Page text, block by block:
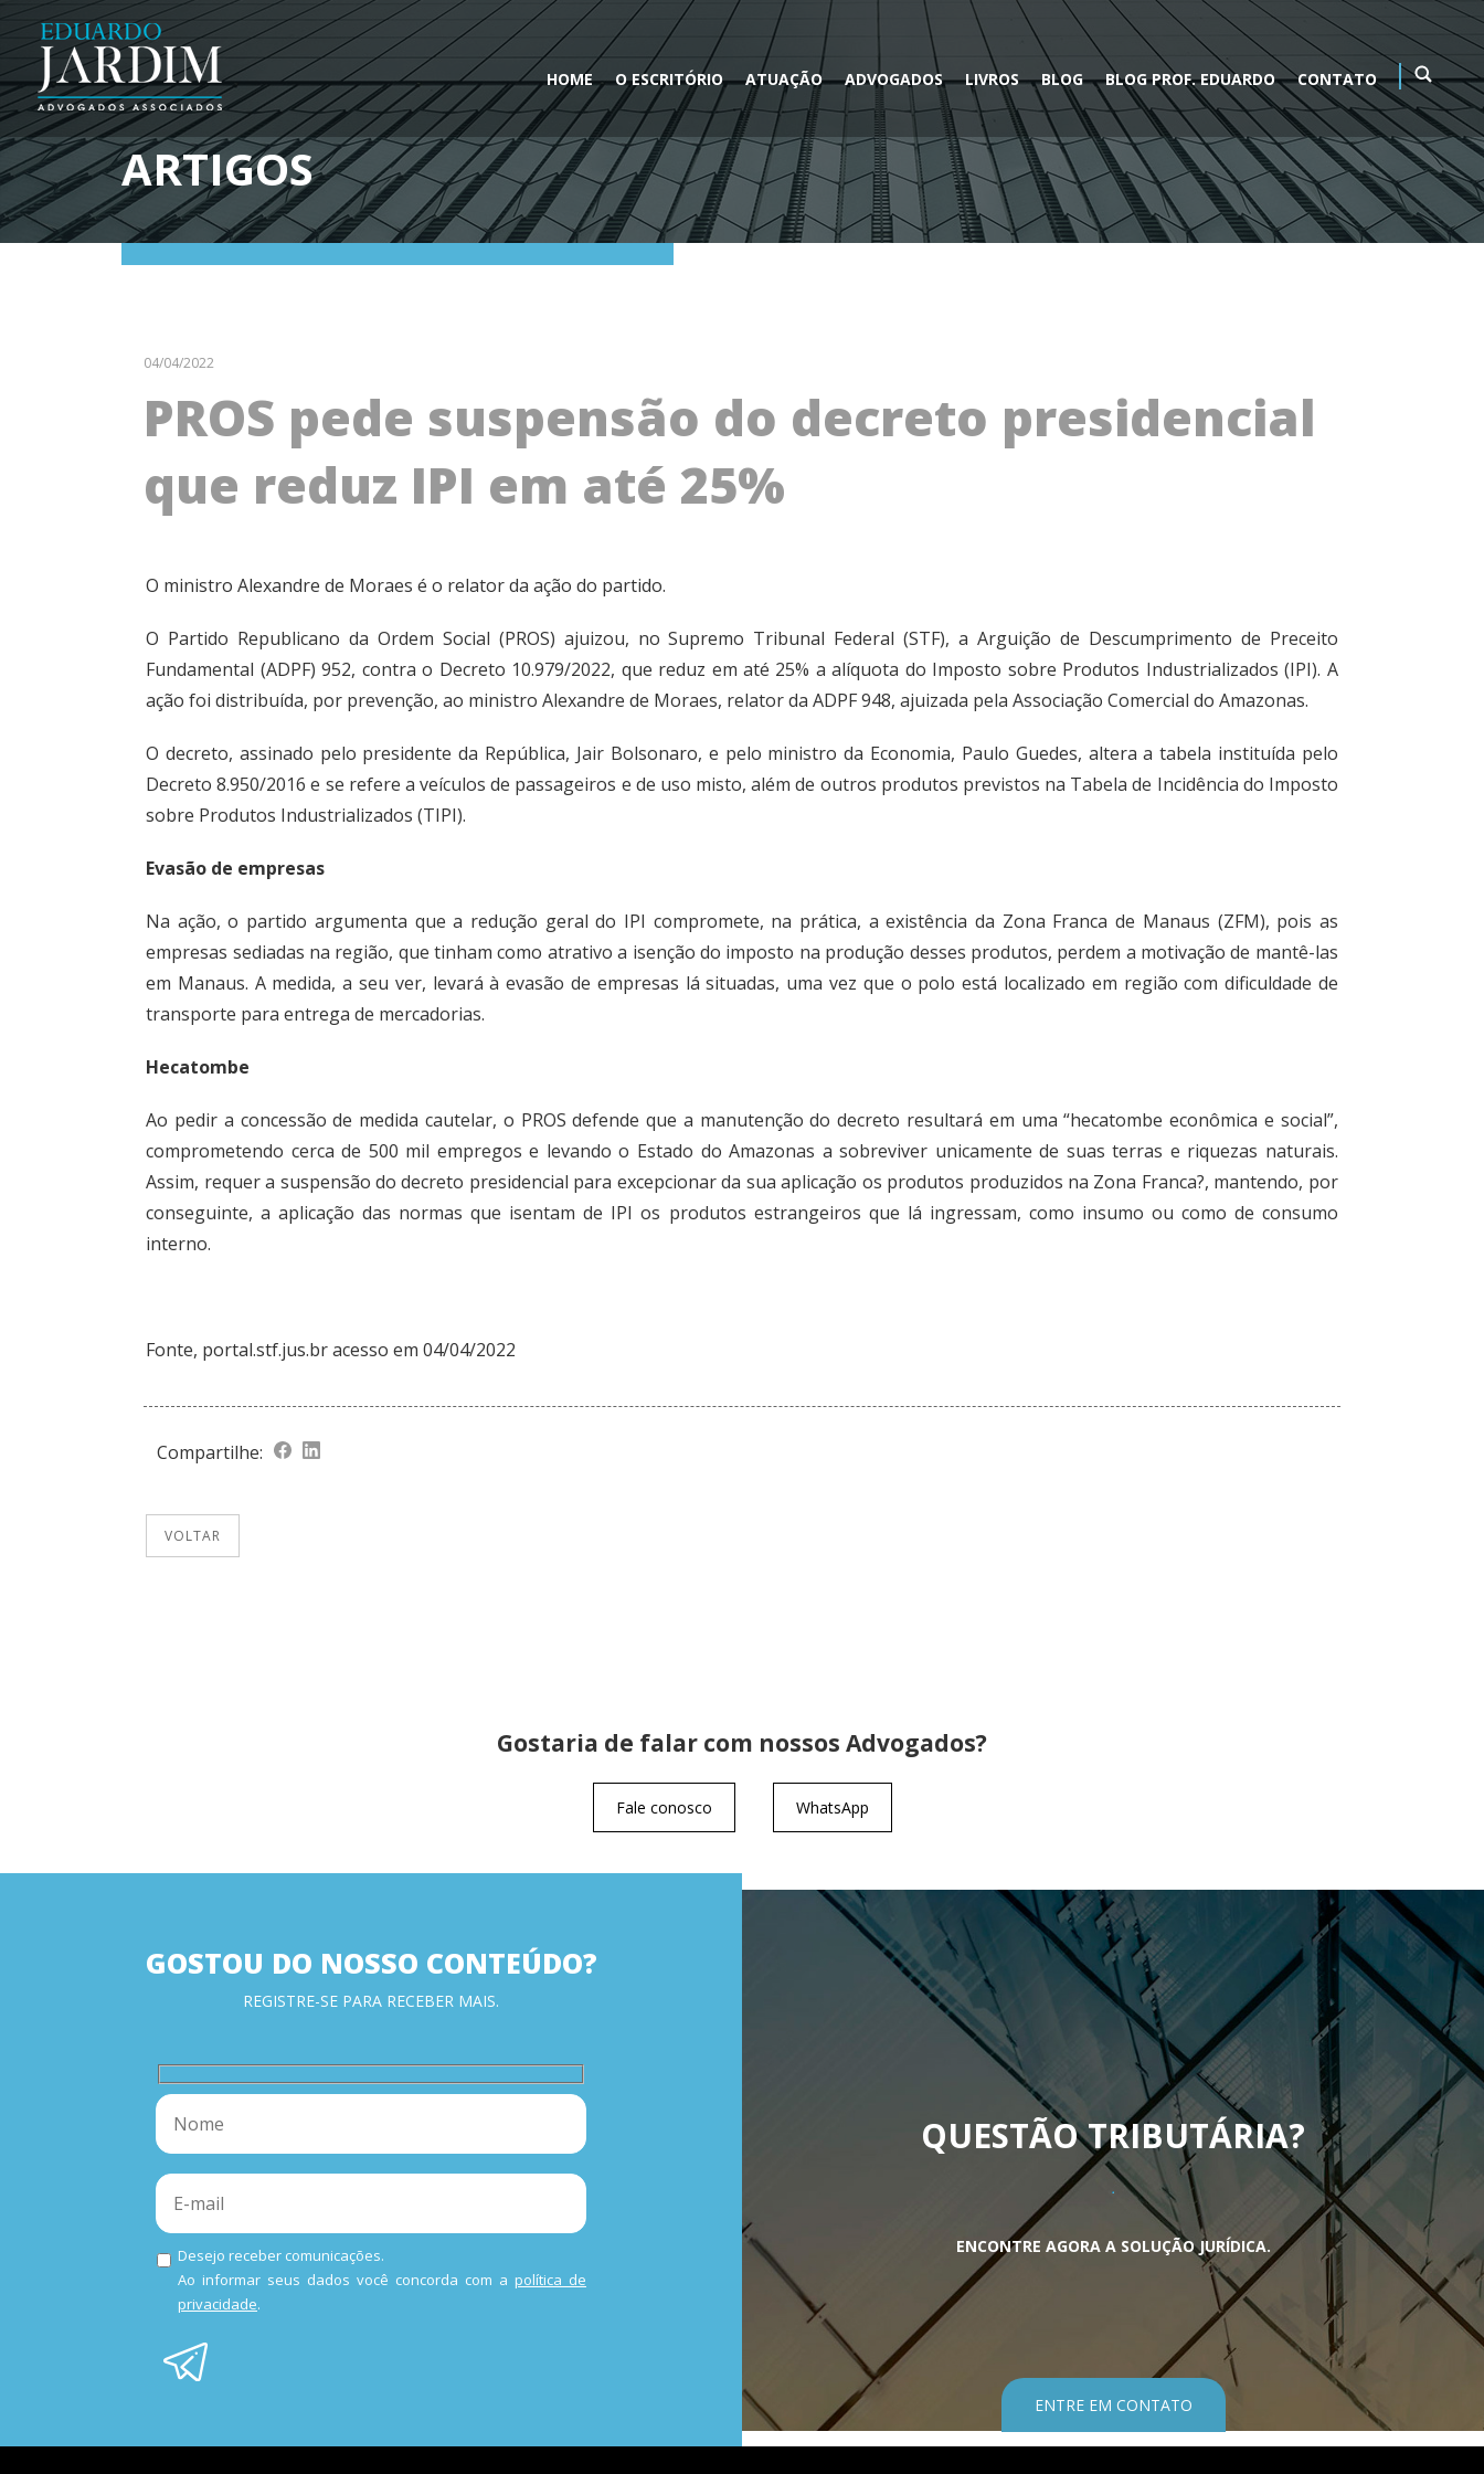
HOME O ESCRITÓRIO ATUAÇÃO ADVOGADOS LIVROS BLOG BLOG PROF. EDUARDO CONTATO
ARTIGOS
04/04/2022
PROS pede suspensão do decreto presidencial
que reduz IPI em até 25%
O ministro Alexandre de Moraes é o relator da ação do partido.
O Partido Republicano da Ordem Social (PROS) ajuizou, no Supremo Tribunal Federal (STF), a Arguição de Descumprimento de Preceito
Fundamental (ADPF) 952, contra o Decreto 10.979/2022, que reduz em até 25% a alíquota do Imposto sobre Produtos Industrializados (IPI). A
ação foi distribuída, por prevenção, ao ministro Alexandre de Moraes, relator da ADPF 948, ajuizada pela Associação Comercial do Amazonas.
O decreto, assinado pelo presidente da República, Jair Bolsonaro, e pelo ministro da Economia, Paulo Guedes, altera a tabela instituída pelo
Decreto 8.950/2016 e se refere a veículos de passageiros e de uso misto, além de outros produtos previstos na Tabela de Incidência do Imposto
sobre Produtos Industrializados (TIPI).
Evasão de empresas
Na ação, o partido argumenta que a redução geral do IPI compromete, na prática, a existência da Zona Franca de Manaus (ZFM), pois as
empresas sediadas na região, que tinham como atrativo a isenção do imposto na produção desses produtos, perdem a motivação de mantê-las
em Manaus. A medida, a seu ver, levará à evasão de empresas lá situadas, uma vez que o polo está localizado em região com dificuldade de
transporte para entrega de mercadorias.
Hecatombe
Ao pedir a concessão de medida cautelar, o PROS defende que a manutenção do decreto resultará em uma “hecatombe econômica e social”,
comprometendo cerca de 500 mil empregos e levando o Estado do Amazonas a sobreviver unicamente de suas terras e riquezas naturais.
Assim, requer a suspensão do decreto presidencial para excepcionar da sua aplicação os produtos produzidos na Zona Franca?, mantendo, por
conseguinte, a aplicação das normas que isentam de IPI os produtos estrangeiros que lá ingressam, como insumo ou como de consumo
interno.
Fonte, portal.stf.jus.bracesso em 04/04/2022
Compartilhe:
VOLTAR
Gostaria de falar com nossos Advogados?
Fale conosco WhatsApp
GOSTOU DO NOSSO CONTEÚDO?
REGISTRE-SE PARA RECEBER MAIS.
Desejo receber comunicações.
Ao informar seus dados você concorda com a política de
privacidade.
QUESTÃO TRIBUTÁRIA?
ENCONTRE AGORA A SOLUÇÃO JURÍDICA.
ENTRE EM CONTATO